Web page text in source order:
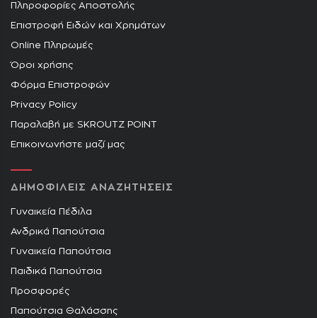
Πληροφορίες Αποστολής
Επιστροφή Ειδών και Χρημάτων
Online Πληρωμές
Όροι χρήσης
Φόρμα Επιστροφών
Privacy Policy
Παραλαβή με SKROUTZ POINT
Επικοινωνήστε μαζί μας
ΔΗΜΟΦΙΛΕΙΣ ΑΝΑΖΗΤΗΣΕΙΣ
Γυναικεία Πέδιλα
Ανδρικά Παπούτσια
Γυναικεία Παπούτσια
Παιδικά Παπούτσια
Προσφορές
Παπούτσια Θαλάσσης